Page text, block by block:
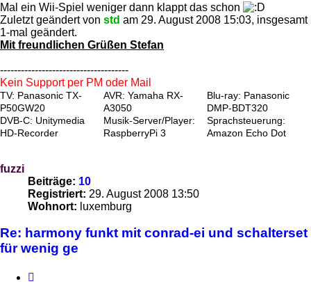
Mal ein Wii-Spiel weniger dann klappt das schon
Zuletzt geändert von std am 29. August 2008 15:03, insgesamt
1-mal geändert.
Mit freundlichen Grüßen Stefan
-------------------------------------
Kein Support per PM oder Mail
TV: Panasonic TX-
P50GW20
AVR: Yamaha RX-
A3050
Blu-ray: Panasonic
DMP-BDT320
DVB-C: Unitymedia
HD-Recorder
Musik-Server/Player:
RaspberryPi 3
Sprachsteuerung:
Amazon Echo Dot
fuzzi
Beiträge: 10
Registriert: 29. August 2008 13:50
Wohnort: luxemburg
Re: harmony funkt mit conrad-ei und schalterset
für wenig ge